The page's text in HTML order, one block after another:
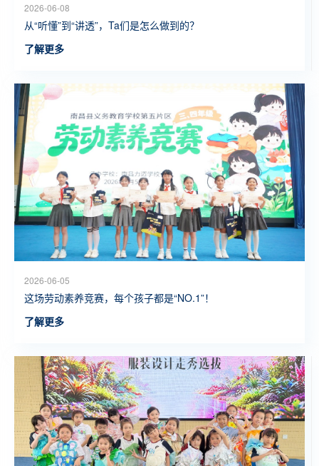
2026-06-08
从“听懂”到“讲透”，Ta们是怎么做到的？
了解更多
2026-06-05
这场劳动素养竞赛，每个孩子都是“NO.1”！
了解更多